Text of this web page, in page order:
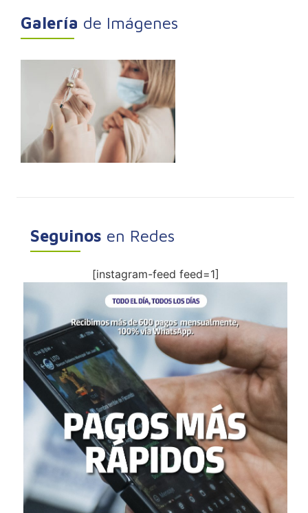
Galería de Imágenes
Seguinos en Redes
[instagram-feed feed=1]